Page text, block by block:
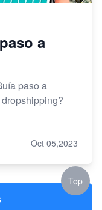
a
paso a
Oct 05,2023
Top